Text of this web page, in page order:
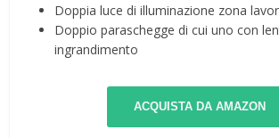
Doppia luce di illuminazione zona
Doppio paraschegge di cui uno con
ingrandimento
ACQUISTA DA AMAZON